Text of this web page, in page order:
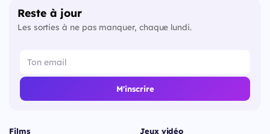
Reste à jour
Les sorties à ne pas manquer, chaque lundi.
M'inscrire
Films Jeux vidéo